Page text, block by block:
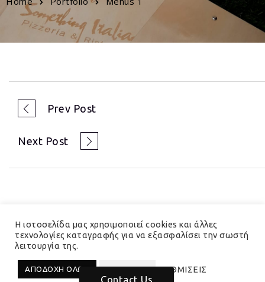
Prev Post
Next Post
© 2023 Hedera Total Branding Solutions
Η ιστοσελίδα μας χρησιμοποιεί cookies και άλλες
τεχνολογίες καταγραφής για να εξασφαλίσει την σωστή
λειτουργία της.
ΑΠΟΔΟΧΗ ΟΛΩΝ ΑΠΟΡΡΙΨΗ ΡΥΘΜΙΣΕΙΣ